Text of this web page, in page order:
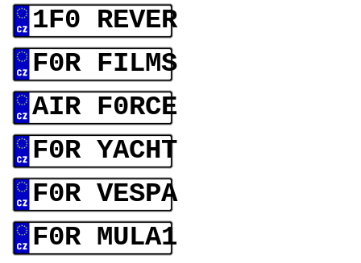
1F0 REVER
F0R FILMS
AIR F0RCE
F0R YACHT
F0R VESPA
F0R MULA1